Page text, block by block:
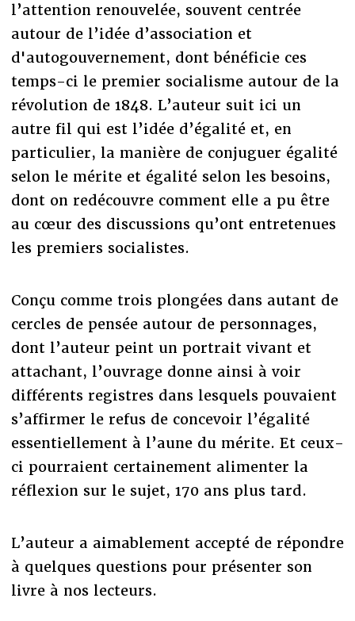
l’attention renouvelée, souvent centrée
autour de l’idée d’association et
d'autogouvernement, dont bénéficie ces
temps-ci le premier socialisme autour de la
révolution de 1848. L’auteur suit ici un
autre fil qui est l’idée d’égalité et, en
particulier, la manière de conjuguer égalité
selon le mérite et égalité selon les besoins,
dont on redécouvre comment elle a pu être
au cœur des discussions qu’ont entretenues
les premiers socialistes.
Conçu comme trois plongées dans autant de
cercles de pensée autour de personnages,
dont l’auteur peint un portrait vivant et
attachant, l’ouvrage donne ainsi à voir
différents registres dans lesquels pouvaient
s’affirmer le refus de concevoir l’égalité
essentiellement à l’aune du mérite. Et ceux-
ci pourraient certainement alimenter la
réflexion sur le sujet, 170 ans plus tard.
L’auteur a aimablement accepté de répondre
à quelques questions pour présenter son
livre à nos lecteurs.